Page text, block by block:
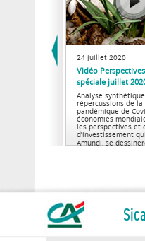
24 juillet 2020
Vidéo
spéciale juillet
Analyse
répercussions de la
pandémique de
économies
les perspectives et
d’investissement
Amundi, se